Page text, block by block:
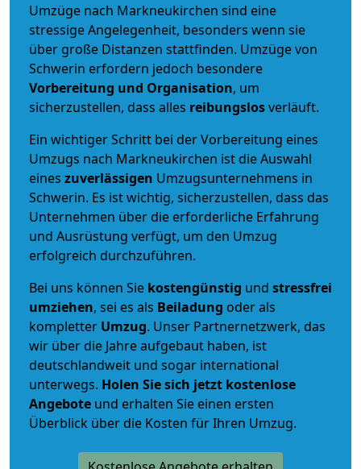
Umzüge nach Markneukirchen sind eine
stressige Angelegenheit, besonders wenn sie
über große Distanzen stattfinden. Umzüge von
Schwerin erfordern jedoch besondere
Vorbereitung und Organisation, um
sicherzustellen, dass alles reibungslosverläuft.
Ein wichtiger Schritt bei der Vorbereitung eines
Umzugs nach Markneukirchen ist die Auswahl
eines zuverlässigen Umzugsunternehmens in
Schwerin. Es ist wichtig, sicherzustellen, dass das
Unternehmen über die erforderliche Erfahrung
und Ausrüstung verfügt, um den Umzug
erfolgreich durchzuführen.
Bei uns können Sie kostengünstig und stressfrei
umziehen, sei es als Beiladung oder als
kompletter Umzug. Unser Partnernetzwerk, das
wir über die Jahre aufgebaut haben, ist
deutschlandweit und sogar international
unterwegs. Holen Sie sich jetzt kostenlose
Angebote und erhalten Sie einen ersten
Überblick über die Kosten für Ihren Umzug.